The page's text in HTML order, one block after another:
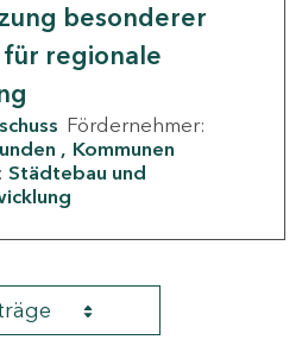
besonderer
regionale
Fördernehmer:
Kommunen
Städtebau und